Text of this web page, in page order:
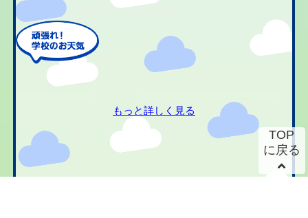
もっと詳しく見る
TOP
に戻る